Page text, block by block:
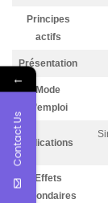
Principes
actifs
Présentation
Mode
d’emploi
indications
Effets
secondaires
←
Contact Us